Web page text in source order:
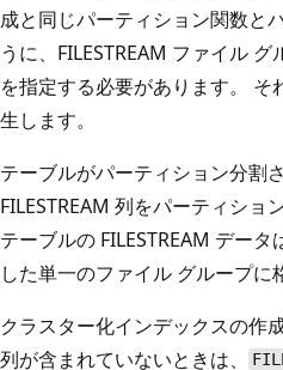
成と同じパーティション関数と
うに、FILESTREAM ファイル
を指定する必要があります。
生します。
テーブルがパーティション分割
FILESTREAM 列をパーティショ
テーブルの FILESTREAM データ
した単一のファイル グループに
クラスター化インデックスの作
列が含まれていないときは、